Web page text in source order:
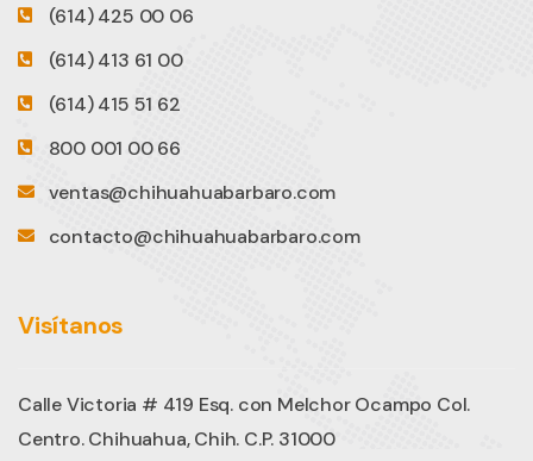
(614) 425 00 06
(614) 413 61 00
(614) 415 51 62
800 001 00 66
ventas@chihuahuabarbaro.com
contacto@chihuahuabarbaro.com
Visítanos
Calle Victoria # 419 Esq. con Melchor Ocampo Col.
Centro. Chihuahua, Chih. C.P. 31000